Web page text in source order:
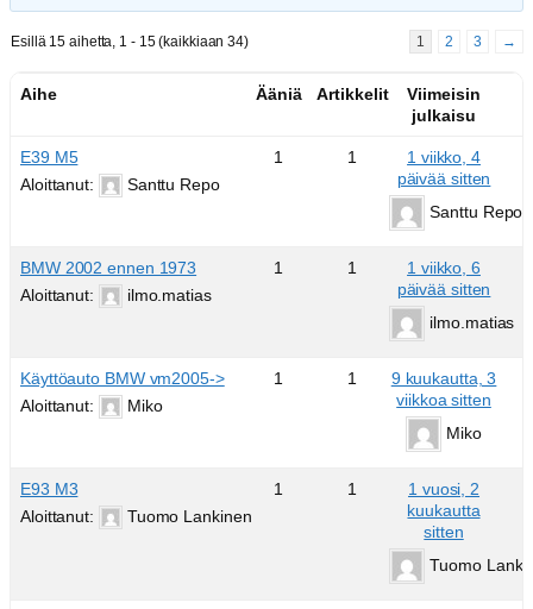
Esillä 15 aihetta, 1 - 15 (kaikkiaan 34) 1 2 3 →
Aihe Ääniä Artikkelit
Viimeisin
julkaisu
E39 M5
Aloittanut:
Santtu Repo
1 1
1 viikko, 4
päivää sitten
Santtu Repo
BMW 2002 ennen 1973
Aloittanut:
ilmo.matias
1 1
1 viikko, 6
päivää sitten
ilmo.matias
Käyttöauto BMW vm2005->
Aloittanut:
Miko
1 1
9 kuukautta, 3
viikkoa sitten
Miko
E93 M3
Aloittanut:
Tuomo Lankinen
1 1
1 vuosi, 2
kuukautta
sitten
Tuomo